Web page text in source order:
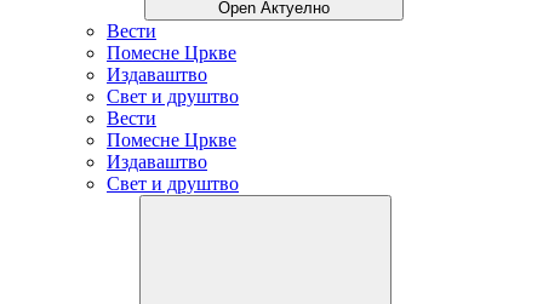
Open Актуелно
Вести
Помесне Цркве
Издаваштво
Свет и друштво
Вести
Помесне Цркве
Издаваштво
Свет и друштво